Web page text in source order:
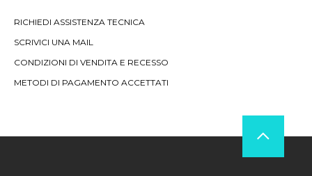
RICHIEDI ASSISTENZA TECNICA
SCRIVICI UNA MAIL
CONDIZIONI DI VENDITA E RECESSO
METODI DI PAGAMENTO ACCETTATI